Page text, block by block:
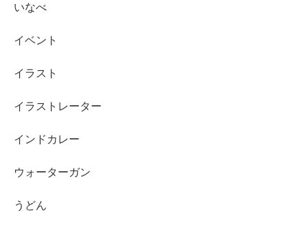
いなべ
イベント
イラスト
イラストレーター
インドカレー
ウォーターガン
うどん